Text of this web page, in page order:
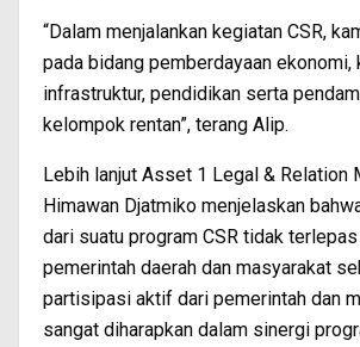
“Dalam menjalankan kegiatan CSR,
pada bidang pemberdayaan ekonomi,
infrastruktur, pendidikan serta
kelompok rentan”, terang Alip.
Lebih lanjut Asset 1 Legal & Relation
Himawan Djatmiko menjelaskan
dari suatu program CSR tidak
pemerintah daerah dan masyarakat
partisipasi aktif dari pemerintah dan
sangat diharapkan dalam sinergi